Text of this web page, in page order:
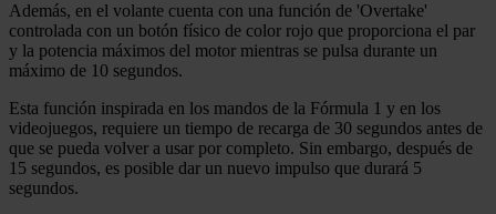
Además, en el volante cuenta con una función de 'Overtake'
controlada con un botón físico de color rojo que proporciona el par
y la potencia máximos del motor mientras se pulsa durante un
máximo de 10 segundos.
Esta función inspirada en los mandos de la Fórmula 1 y en los
videojuegos, requiere un tiempo de recarga de 30 segundos antes de
que se pueda volver a usar por completo. Sin embargo, después de
15 segundos, es posible dar un nuevo impulso que durará 5
segundos.